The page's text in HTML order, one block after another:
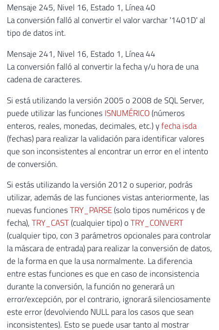
Mensaje 245, Nivel 16, Estado 1, Línea 40
La conversión falló al convertir el valor varchar '1401D' al
tipo de datos int.
Mensaje 241, Nivel 16, Estado 1, Línea 44
La conversión falló al convertir la fecha y/u hora de una
cadena de caracteres.
Si está utilizando la versión 2005 o 2008 de SQL Server,
puede utilizar las funciones ISNUMÉRICO(números
enteros, reales, monedas, decimales, etc.) yfecha isda
(fechas) para realizar la validación para identificar valores
que son inconsistentes al encontrar un error en el intento
de conversión.
Si estás utilizando la versión 2012 o superior, podrás
utilizar, además de las funciones vistas anteriormente, las
nuevas funcionesTRY_PARSE(solo tipos numéricos y de
fecha),TRY_CAST(cualquier tipo) oTRY_CONVERT
(cualquier tipo, con 3 parámetros opcionales para controlar
la máscara de entrada) para realizar la conversión de datos,
de la forma en que la usa normalmente. La diferencia
entre estas funciones es que en caso de inconsistencia
durante la conversión, la función no generará un
error/excepción, por el contrario, ignorará silenciosamente
este error (devolviendo NULL para los casos que sean
inconsistentes). Esto se puede usar tanto al mostrar